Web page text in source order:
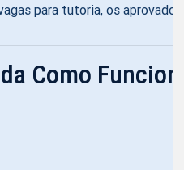
para tutoria, os
Como